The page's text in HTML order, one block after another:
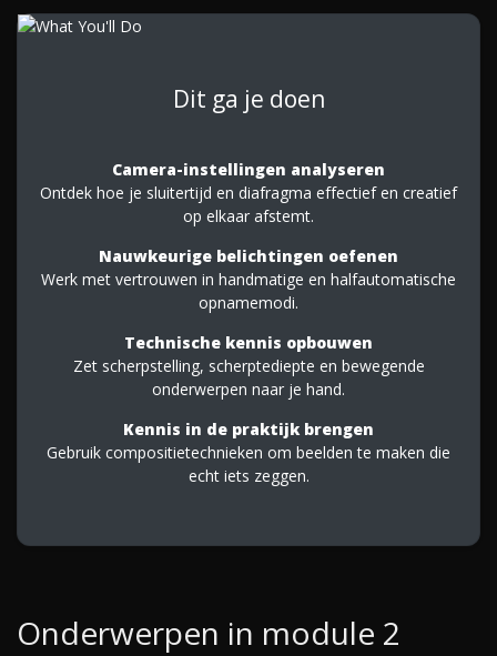
Dit ga je doen
Camera-instellingen analyseren
Ontdek hoe je sluitertijd en diafragma effectief en creatief
op elkaar afstemt.
Nauwkeurige belichtingen oefenen
Werk met vertrouwen in handmatige en halfautomatische
opnamemodi.
Technische kennis opbouwen
Zet scherpstelling, scherptediepte en bewegende
onderwerpen naar je hand.
Kennis in de praktijk brengen
Gebruik compositietechnieken om beelden te maken die
echt iets zeggen.
Onderwerpen in module 2